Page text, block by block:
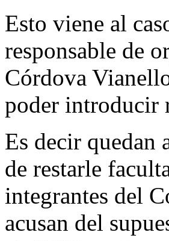
Esto viene al
responsable de
Córdova
poder introducir
Es decir quedan
de restarle
integrantes del
acusan del